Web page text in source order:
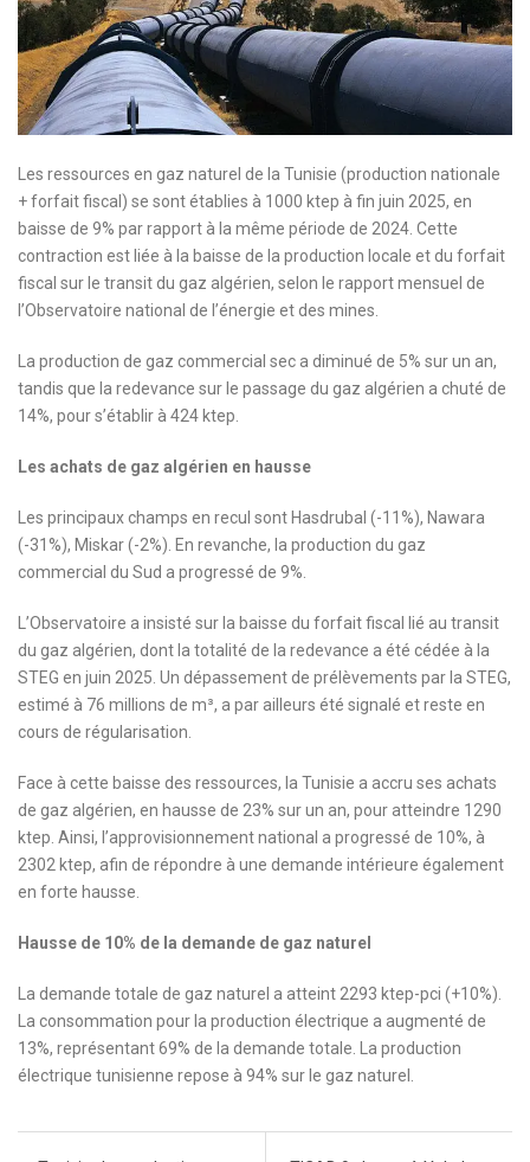
Les ressources en gaz naturel de la Tunisie (production nationale
+ forfait fiscal) se sont établies à 1000 ktep à fin juin 2025, en
baisse de 9% par rapport à la même période de 2024. Cette
contraction est liée à la baisse de la production locale et du forfait
fiscal sur le transit du gaz algérien, selon le rapport mensuel de
l’Observatoire national de l’énergie et des mines.
La production de gaz commercial sec a diminué de 5% sur un an,
tandis que la redevance sur le passage du gaz algérien a chuté de
14%, pour s’établir à 424 ktep.
Les achats de gaz algérien en hausse
Les principaux champs en recul sont Hasdrubal (-11%), Nawara
(-31%), Miskar (-2%). En revanche, la production du gaz
commercial du Sud a progressé de 9%.
L’Observatoire a insisté sur la baisse du forfait fiscal lié au transit
du gaz algérien, dont la totalité de la redevance a été cédée à la
STEG en juin 2025. Un dépassement de prélèvements par la STEG,
estimé à 76 millions de m³, a par ailleurs été signalé et reste en
cours de régularisation.
Face à cette baisse des ressources, la Tunisie a accru ses achats
de gaz algérien, en hausse de 23% sur un an, pour atteindre 1290
ktep. Ainsi, l’approvisionnement national a progressé de 10%, à
2302 ktep, afin de répondre à une demande intérieure également
en forte hausse.
Hausse de 10% de la demande de gaz naturel
La demande totale de gaz naturel a atteint 2293 ktep-pci (+10%).
La consommation pour la production électrique a augmenté de
13%, représentant 69% de la demande totale. La production
électrique tunisienne repose à 94% sur le gaz naturel.